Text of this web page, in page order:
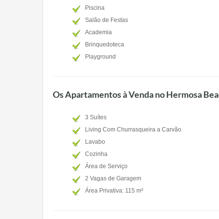
Piscina
Salão de Festas
Academia
Brinquedoteca
Playground
Os Apartamentos à Venda no Hermosa
3 Suítes
Living Com Churrasqueira a Carvão
Lavabo
Cozinha
Área de Serviço
2 Vagas de Garagem
Área Privativa: 115 m²